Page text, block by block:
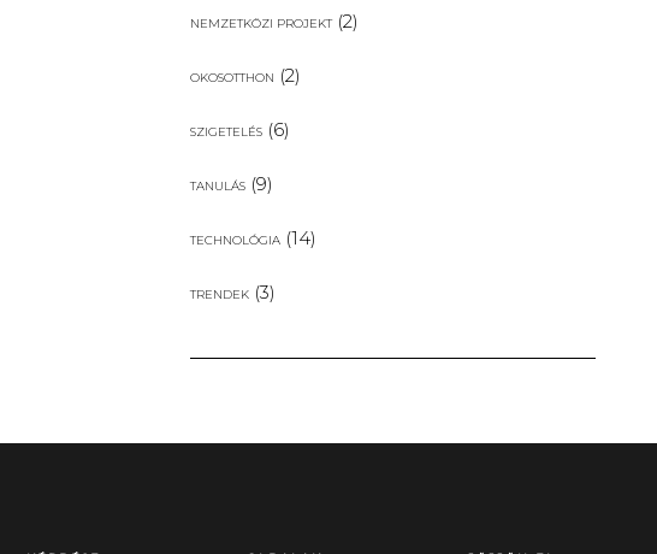
NEMZETKÖZI PROJEKT(2)
OKOSOTTHON (2)
SZIGETELÉS(6)
TANULÁS(9)
TECHNOLÓGIA(14)
TRENDEK(3)